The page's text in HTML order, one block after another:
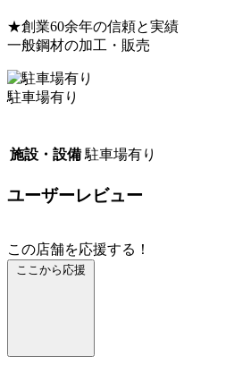
★創業60余年の信頼と実績
一般鋼材の加工・販売
駐車場有り
施設・設備 駐車場有り
ユーザーレビュー
この店舗を応援する！
ここから応援